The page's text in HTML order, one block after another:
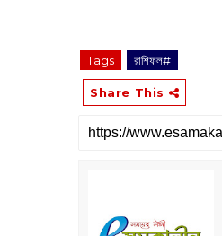
Tags রাশিফল#
Share This